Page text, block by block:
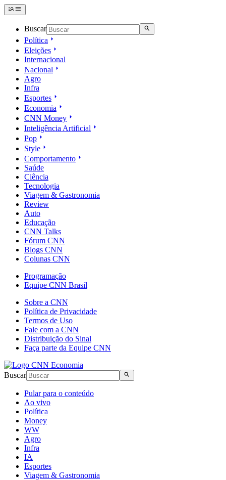
Buscar
Política
Eleições
Internacional
Nacional
Agro
Infra
Esportes
Economia
CNN Money
Inteligência Artificial
Pop
Style
Comportamento
Saúde
Ciência
Tecnologia
Viagem & Gastronomia
Review
Auto
Educação
CNN Talks
Fórum CNN
Blogs CNN
Colunas CNN
Programação
Equipe CNN Brasil
Sobre a CNN
Política de Privacidade
Termos de Uso
Fale com a CNN
Distribuição do Sinal
Faça parte da Equipe CNN
Buscar
Pular para o conteúdo
Ao vivo
Política
Money
WW
Agro
Infra
IA
Esportes
Viagem & Gastronomia